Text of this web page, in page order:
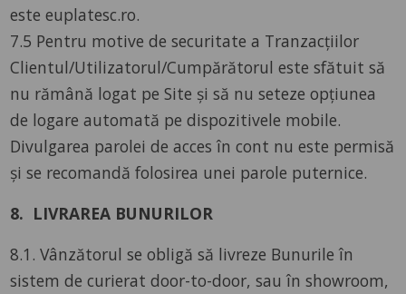
este euplatesc.ro.
7.5 Pentru motive de securitate a Tranzacțiilor
Clientul/Utilizatorul/Cumpărătorul este sfătuit să
nu rămână logat pe Site și să nu seteze opțiunea
de logare automată pe dispozitivele mobile.
Divulgarea parolei de acces în cont nu este permisă
și se recomandă folosirea unei parole puternice.
8. LIVRAREA BUNURILOR
8.1. Vânzătorul se obligă să livreze Bunurile în
sistem de curierat door-to-door, sau în showroom,